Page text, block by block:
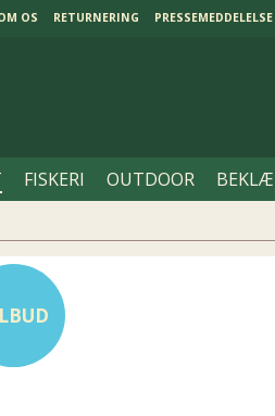
OS RETURNERING PRESSEMEDDELELSE
FISKERI OUTDOOR